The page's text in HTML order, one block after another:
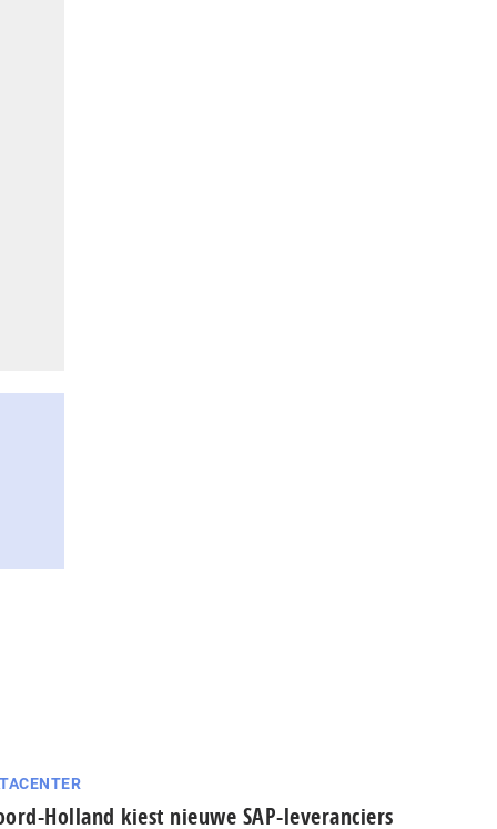
Holland kiest nieuwe SAP-leveranciers